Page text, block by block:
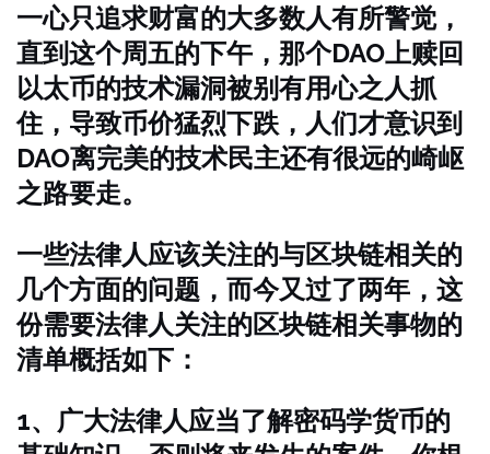
一心只追求财富的大多数人有所警觉，
直到这个周五的下午，那个DAO上赎回
以太币的技术漏洞被别有用心之人抓
住，导致币价猛烈下跌，人们才意识到
DAO离完美的技术民主还有很远的崎岖
之路要走。
一些法律人应该关注的与区块链相关的
几个方面的问题，而今又过了两年，这
份需要法律人关注的区块链相关事物的
清单概括如下：
1、广大法律人应当了解密码学货币的